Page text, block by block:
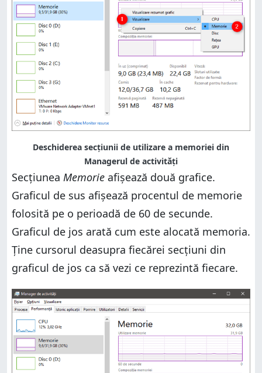
Deschiderea secțiunii de utilizare a memoriei din
Managerul de activități
Secțiunea Memorie afișează două grafice.
Graficul de sus afișează procentul de memorie
folosită pe o perioadă de 60 de secunde.
Graficul de jos arată cum este alocată memoria.
Ține cursorul deasupra fiecărei secțiuni din
graficul de jos ca să vezi ce reprezintă fiecare.